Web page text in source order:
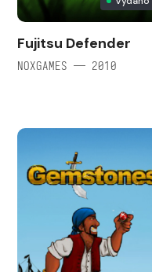
Fujitsu Defender
NOXGAMES — 2010